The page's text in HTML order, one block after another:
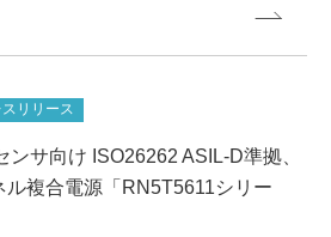
スリリース
サ向け ISO26262 ASIL-D準拠、
複合電源「RN5T5611シリー